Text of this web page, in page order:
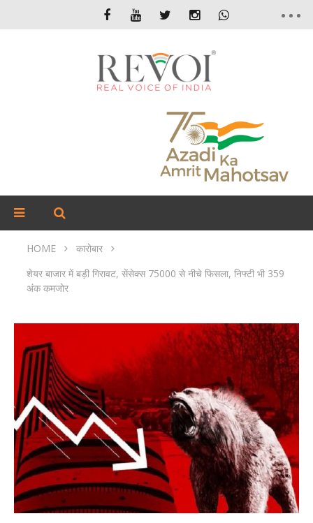
HOME
कारोबार
शेयर बाजार में बड़ी गिरावट, सेंसेक्स 75000 से नीचे फिसला, निफ्टी भी 359
अंक कमजोर